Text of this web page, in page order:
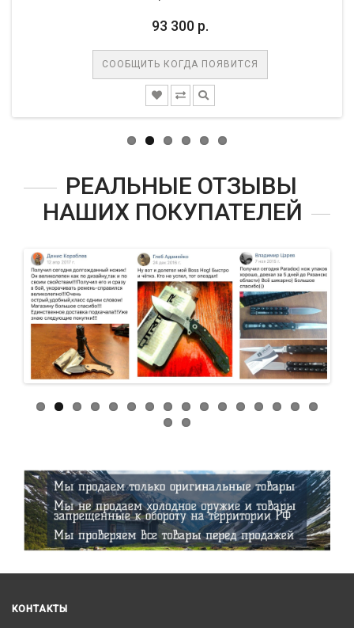
93 300 р.
СООБЩИТЬ КОГДА ПОЯВИТСЯ
РЕАЛЬНЫЕ ОТЗЫВЫ
НАШИХ ПОКУПАТЕЛЕЙ
КОНТАКТЫ